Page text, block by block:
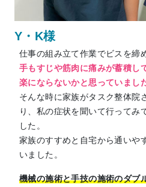
Y・K様
仕事の組み立て作業でビスを締
手もすじや筋肉に痛みが蓄積し
楽にならないかと思っていまし
そんな時に家族がタスク整体院
り、私の症状を聞いて行ってみ
した。
家族のすすめと自宅から通いや
いました。
機械の施術と手技の施術のダブ